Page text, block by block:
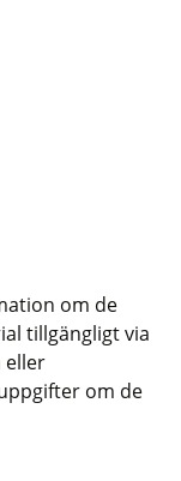
om de
tillgängligt via
eller
om de